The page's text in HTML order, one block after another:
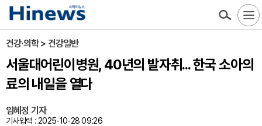
건강·의학 > 건강일반
서울대어린이병원, 40년의 발자취... 한국 소아의
료의 내일을 열다
임혜정 기자
기사입력 : 2025-10-28 09:26